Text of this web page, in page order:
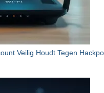
Veilig Houdt Tegen